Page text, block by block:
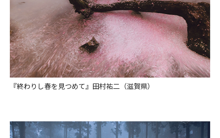
『終わりし春を見つめて』田村祐二（滋賀県）